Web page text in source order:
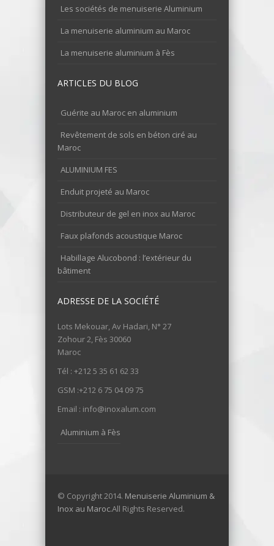
Les sociétés de menuiserie Aluminium
La menuiserie aluminium au Maroc
La menuiserie aluminium à Fès
ARTICLES DU BLOG
Guérite au Maroc en aluminium
Revêtement de sols en béton ciré au
Maroc
ALUMINIUM FES
Enduit projeté au Maroc
Distributeur de gel en inox au Maroc
Faux plafonds acoustique Maroc
Habillage Alucobond : l’extérieur du
bâtiment
ADRESSE DE LA SOCIÉTÉ
Lots Mekouar, Av Hadari, N° 27
Zohour 2, Fès 30060
Maroc
Tél : +212 5 35 61 62 33
GSM :+212 6 75 04 09 75
Email : info@inoxalum.com
Aluminium à Fès
© Copyright 2014. Menuiserie Aluminium &
Inox au Maroc.All Rights Reserved.